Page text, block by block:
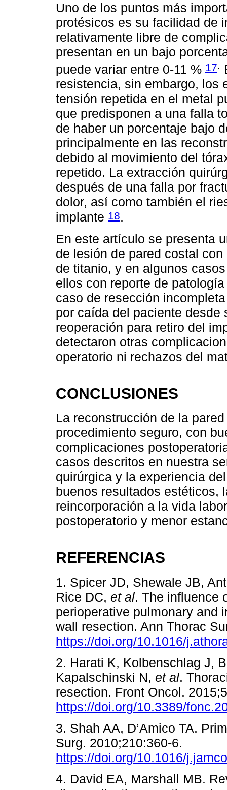
Uno de los puntos más
protésicos es su facilidad de
relativamente libre de
presentan en un bajo
puede variar entre 0-11 % 17.
resistencia, sin embargo, los
tensión repetida en el metal
que predisponen a una falla
de haber un porcentaje bajo
principalmente en las
debido al movimiento del
repetido. La extracción
después de una falla por
dolor, así como también el
implante 18.
En este artículo se presenta
de lesión de pared costal
de titanio, y en algunos
ellos con reporte de
caso de resección
por caída del paciente desde
reoperación para retiro del
detectaron otras
operatorio ni rechazos del
CONCLUSIONES
La reconstrucción de la
procedimiento seguro, con
complicaciones
casos descritos en nuestra
quirúrgica y la experiencia
buenos resultados estéticos,
reincorporación a la vida
postoperatorio y menor
REFERENCIAS
1. Spicer JD, Shewale JB,
Rice DC, et al. The influence
perioperative pulmonary and
wall resection. Ann Thorac
https://doi.org/10.1016/
2. Harati K, Kolbenschlag J,
Kapalschinski N, et al.
resection. Front Oncol.
https://doi.org/10.3389/
3. Shah AA, D’Amico TA.
Surg. 2010;210:360-6.
https://doi.org/10.1016/
4. David EA, Marshall MB.